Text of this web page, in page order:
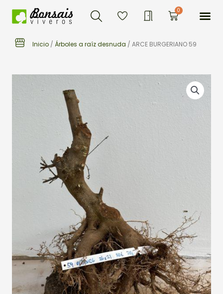
Buscar 0Carrito
Inicio / Árboles a raíz desnuda / ARCE BURGERIANO 59